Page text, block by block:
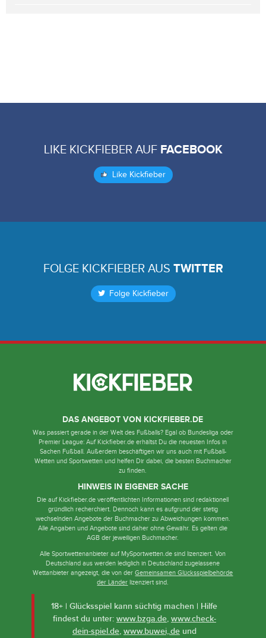
LIKE KICKFIEBER AUF FACEBOOK
Like Kickfieber
FOLGE KICKFIEBER AUS TWITTER
Folge Kickfieber
DAS ANGEBOT VON KICKFIEBER.DE
Was passiert gerade in der Welt des Fußballs? Egal ob Bundesliga oder
Premier League: Auf Kickfieber.de erhältst Du die neuesten Infos in
Sachen Fußball. Außerdem beschäftigen wir uns auch mit Fußball-
Wetten und Sportwetten und helfen Dir dabei, die besten Buchmacher
zu finden.
HINWEIS IN EIGENER SACHE
Die auf Kickfieber.de veröffentlichten Informationen sind redaktionell
gründlich recherchiert. Dennoch kann es aufgrund der stetig
wechselnden Angebote der Buchmacher zu Abweichungen kommen.
Alle Angaben und Angebote sind daher ohne Gewähr. Es gelten die
AGB der jeweiligen Buchmacher.
Alle Sportwettenanbieter auf MySportwetten.de sind lizenziert. Von
Deutschland aus werden lediglich in Deutschland zugelassene
Wettanbieter angezeigt, die von derGemeinsamen Glücksspielbehörde
der Länder lizenziert sind.
18+ | Glücksspiel kann süchtig machen | Hilfe
findest du unter: www.bzga.de, www.check-
dein-spiel.de, www.buwei,.deund